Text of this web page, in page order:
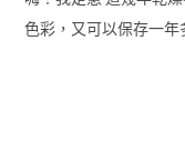
色彩，又可以保存一